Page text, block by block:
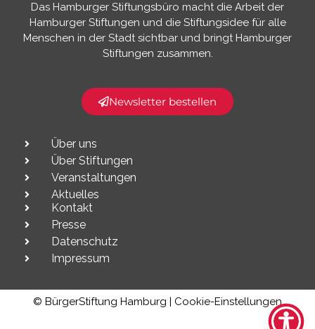
Das Hamburger Stiftungsbüro macht die Arbeit der
Hamburger Stiftungen und die Stiftungsidee für alle
Menschen in der Stadt sichtbar und bringt Hamburger
Stiftungen zusammen.​
Newsletter bestellen
Über uns
Über Stiftungen
Veranstaltungen
Aktuelles
Kontakt
Presse
Datenschutz
Impressum
© BürgerStiftung Hamburg | Cookie-Einstellungen